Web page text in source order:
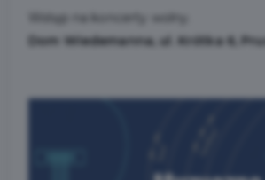
Wstęp na koncerty wolny.
Dom Wiedemanna, ul. Krótka 6,